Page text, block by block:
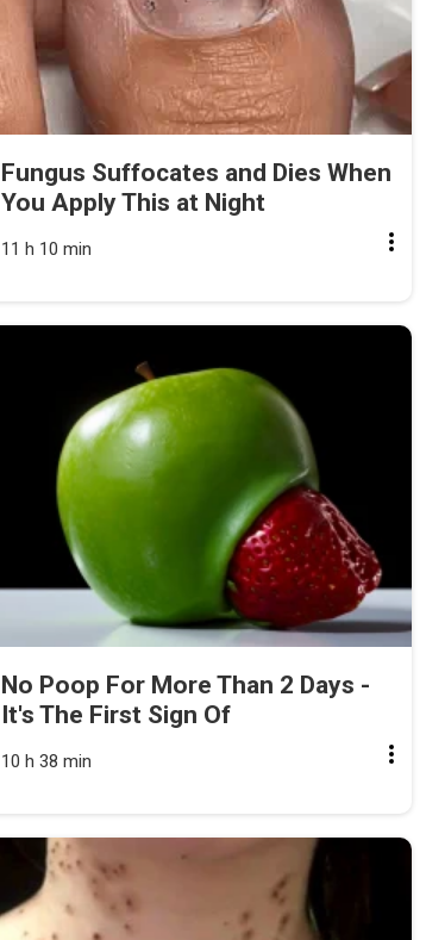
Fungus Suffocates and Dies When
You Apply This at Night
11 h 10 min
No Poop For More Than 2 Days -
It's The First Sign Of
10 h 38 min